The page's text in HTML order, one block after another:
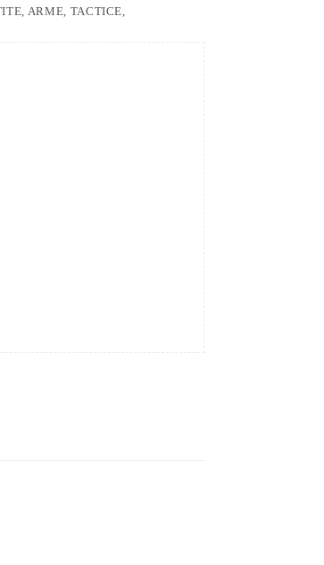
ARME, TACTICE,